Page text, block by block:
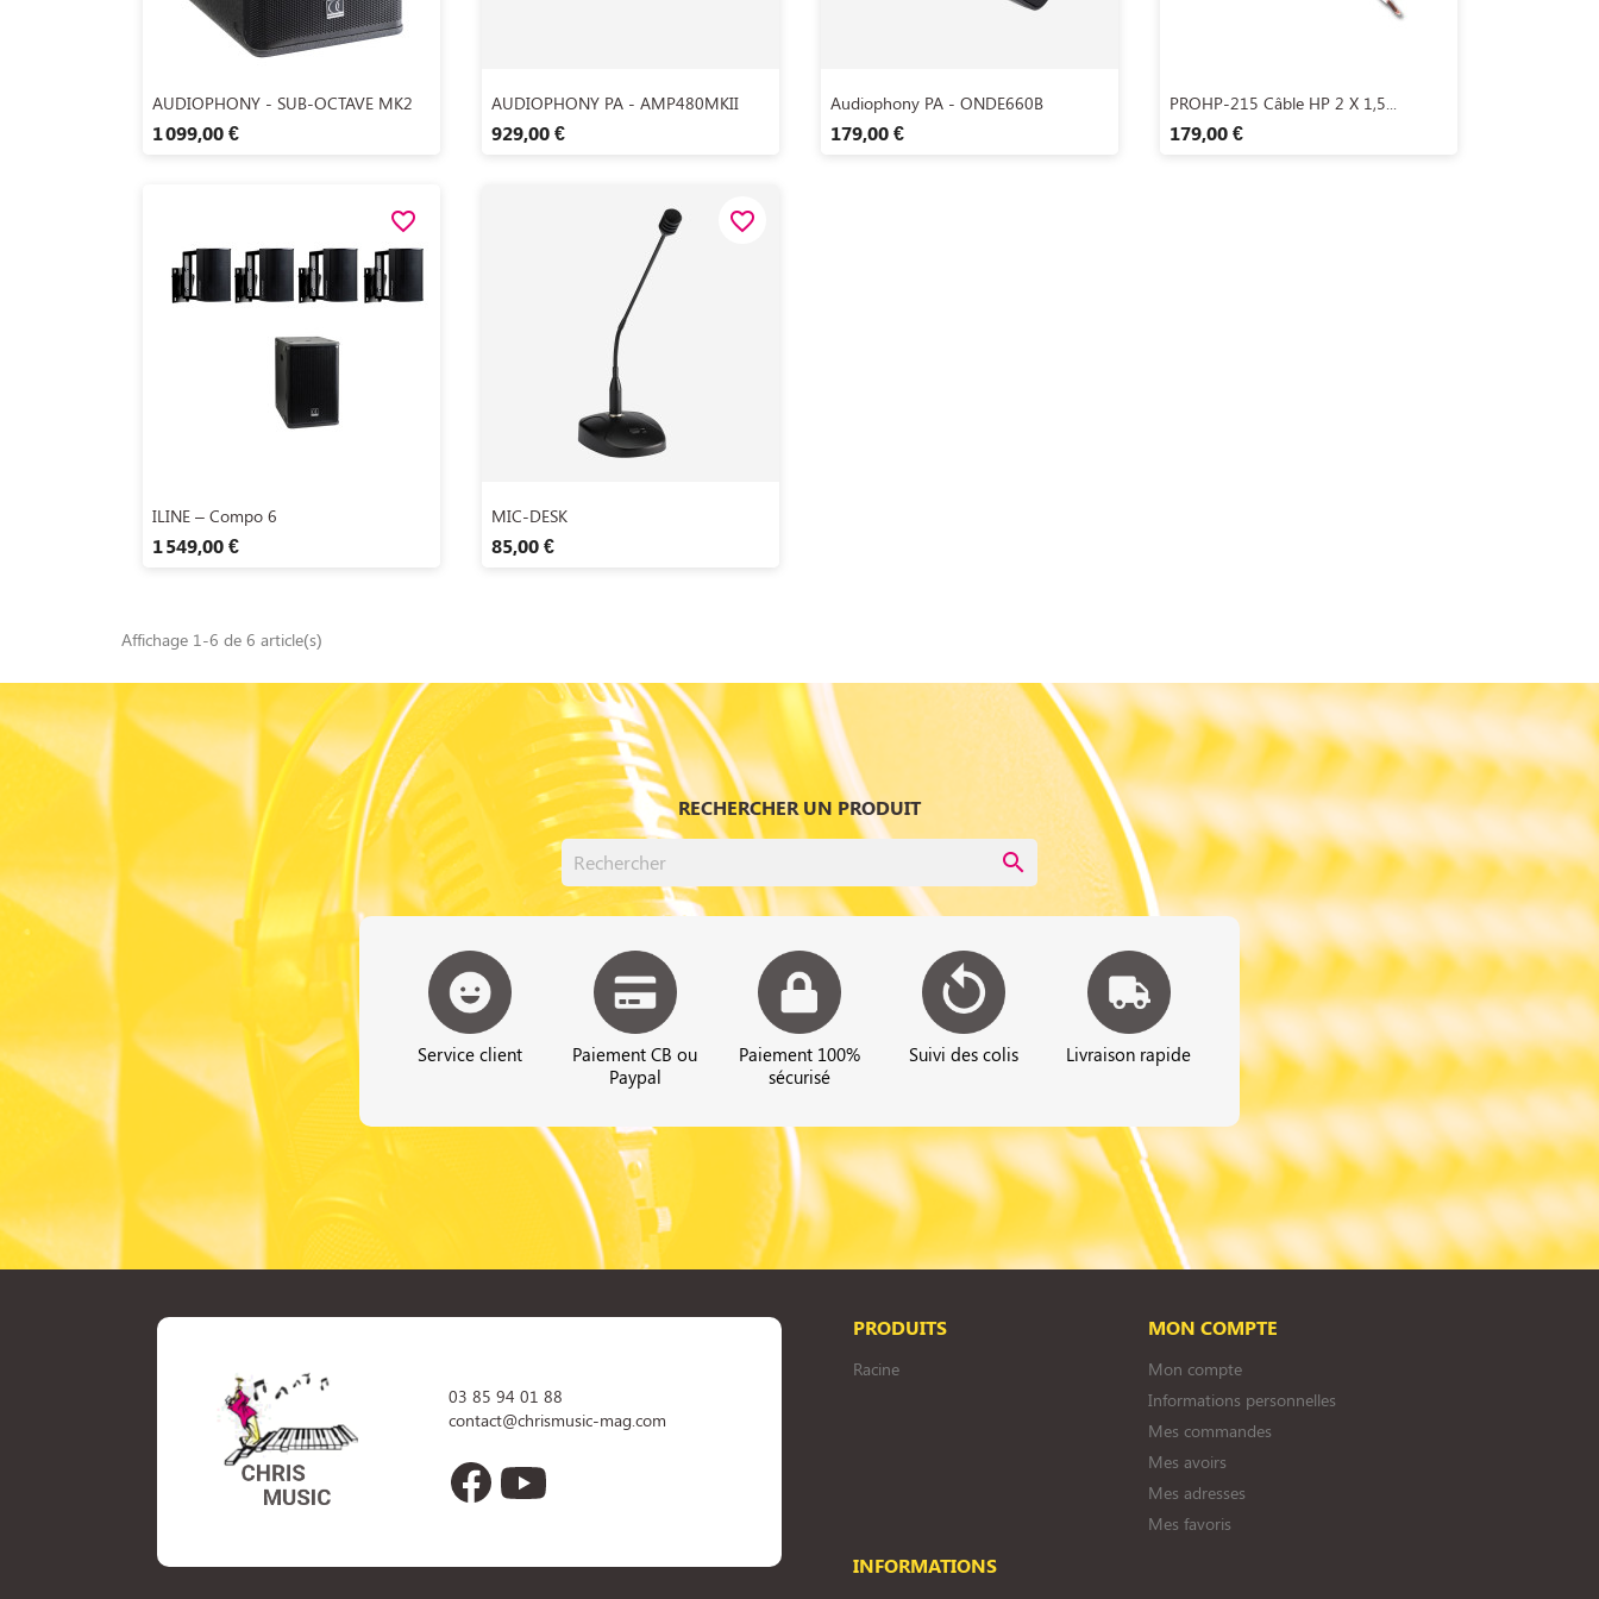
Aperçu rapide
AUDIOPHONY - SUB-OCTAVE MK2
1 099,00 €
Aperçu rapide
AUDIOPHONY PA - AMP480MKII
929,00 €
 Aperçu rapide
Audiophony PA - ONDE660B
179,00 €
 Aperçu rapide
PROHP-215 Câble HP 2 X 1,5...
179,00 €
 Aperçu rapide
ILINE – Compo 6
1 549,00 €
favorite_border

MIC-DESK
85,00 €
favorite_border
Affichage 1-6 de 6 article(s)
RECHERCHER UN PRODUIT
search
Service client
Paiement CB ou
Paypal
Paiement 100%
sécurisé
Suivi des colis Livraison rapide
03 85 94 01 88
contact@chrismusic-mag.com
Facebook
PRODUITS
Racine
MON COMPTE
Mon compte
Informations personnelles
Mes commandes
Mes avoirs
Mes adresses
Mes favoris
INFORMATIONS